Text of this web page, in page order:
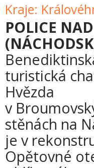
Kraje:
POLICE
turistická
Hvězda
v
stěnách na
je v
Opětovné